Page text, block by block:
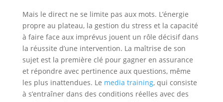
Mais le direct ne se limite pas aux mots. L’énergie
propre au plateau, la gestion du stress et la capacité
à faire face aux imprévus jouent un rôle décisif dans
la réussite d’une intervention. La maîtrise de son
sujet est la première clé pour gagner en assurance
et répondre avec pertinence aux questions, même
les plus inattendues. Le media training, qui consiste
à s’entraîner dans des conditions réelles avec des